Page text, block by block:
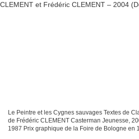
Le Peintre et les Cygnes sauvages Textes de
de Frédéric CLEMENT Casterman Jeunesse,
1987 Prix graphique de la Foire de Bologne en